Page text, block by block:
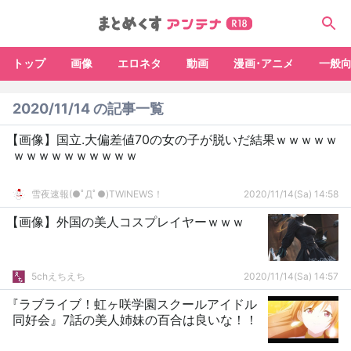
トップ 画像 エロネタ 動画 漫画･アニメ 一般
2020/11/14 の記事一覧
【画像】国立.大偏差値70の女の子が脱いだ結果ｗｗｗｗｗ
ｗｗｗｗｗｗｗｗｗｗ
雪夜速報(●ﾟДﾟ●)TWINEWS！ 2020/11/14(Sa) 14:58
【画像】外国の美人コスプレイヤーｗｗｗ
5chえちえち 2020/11/14(Sa) 14:57
『ラブライブ！虹ヶ咲学園スクールアイドル
同好会』7話の美人姉妹の百合は良いな！！